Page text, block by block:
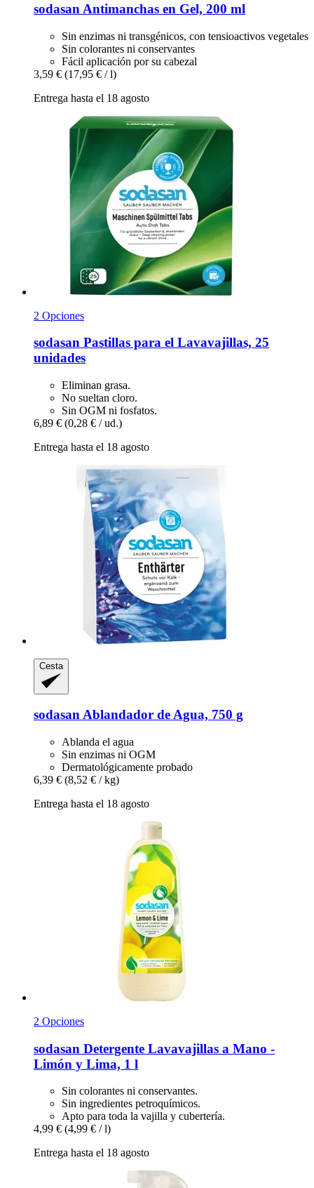
sodasan Antimanchas en Gel, 200 ml
Sin enzimas ni transgénicos, con tensioactivos vegetales
Sin colorantes ni conservantes
Fácil aplicación por su cabezal
3,59 € (17,95 € / l)
Entrega hasta el 18 agosto
2 Opciones
sodasan Pastillas para el Lavavajillas, 25
unidades
Eliminan grasa.
No sueltan cloro.
Sin OGM ni fosfatos.
6,89 € (0,28 € / ud.)
Entrega hasta el 18 agosto
Cesta
sodasanAblandador de Agua, 750 g
Ablanda el agua
Sin enzimas ni OGM
Dermatológicamente probado
6,39 € (8,52 € / kg)
Entrega hasta el 18 agosto
2 Opciones
sodasan Detergente Lavavajillas a Mano -​
Limón y Lima, 1 l
Sin colorantes ni conservantes.
Sin ingredientes petroquímicos.
Apto para toda la vajilla y cubertería.
4,99 € (4,99 € / l)
Entrega hasta el 18 agosto